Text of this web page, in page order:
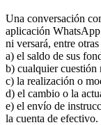
Una conversación
aplicación
ni versará, entre otras
a) el saldo de sus
b) cualquier cuestión
c) la realización o
d) el cambio o la
e) el envío de
la cuenta de efectivo.